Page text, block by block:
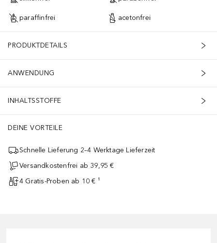
paraffinfrei acetonfrei
PRODUKTDETAILS
ANWENDUNG
INHALTSSTOFFE
DEINE VORTEILE
Schnelle Lieferung 2–4 Werktage Lieferzeit
Versandkostenfrei ab 39,95 €
4 Gratis-Proben ab 10 € ¹